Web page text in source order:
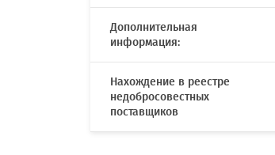
Дополнительная
информация:
Нахождение в реестре
недобросовестных
поставщиков